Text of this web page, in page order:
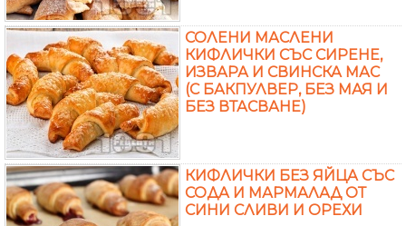
СОЛЕНИ МАСЛЕНИ
КИФЛИЧКИ СЪС СИРЕНЕ,
ИЗВАРА И СВИНСКА МАС
(С БАКПУЛВЕР, БЕЗ МАЯ И
БЕЗ ВТАСВАНЕ)
КИФЛИЧКИ БЕЗ ЯЙЦА СЪС
СОДА И МАРМАЛАД ОТ
СИНИ СЛИВИ И ОРЕХИ